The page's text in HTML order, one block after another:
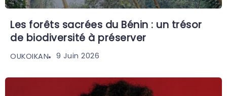
Les forêts sacrées du Bénin : un trésor
de biodiversité à préserver
OUKOIKAN 9 Juin 2026